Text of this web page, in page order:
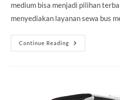
medium bisa menjadi pilihan
menyediakan layanan sewa bus
Continue Reading
Sewa
Bus